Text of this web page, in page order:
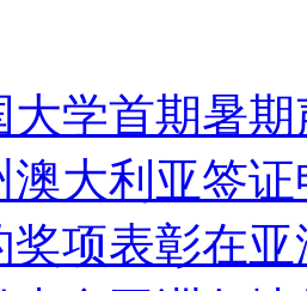
大学首期暑
澳大利亚签
奖项表彰在